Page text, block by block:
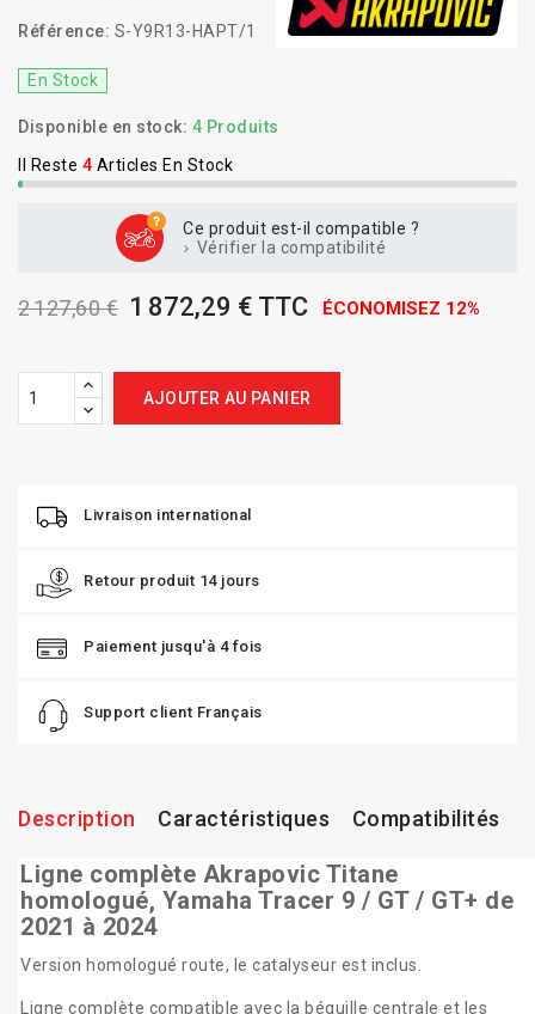
Référence: S-Y9R13-HAPT/1
En Stock
Disponible en stock: 4 Produits
Il Reste 4 Articles En Stock
Ce produit est-il compatible ?
Vérifier la compatibilité
2 127,60 € 1 872,29 € TTC ÉCONOMISEZ 12%
AJOUTER AU PANIER
Livraison international
Retour produit 14 jours
Paiement jusqu'à 4 fois
Support client Français
Description Caractéristiques Compatibilités
Ligne complète Akrapovic Titane
homologué, Yamaha Tracer 9 / GT / GT+ de
2021 à 2024
Version homologué route, le catalyseur est inclus.
Ligne complète compatible avec la béquille centrale et les